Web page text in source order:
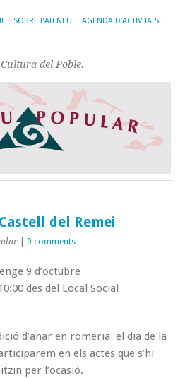
SOBRE L’ATENEU AGENDA D’ACTIVITATS
del Poble.
del Remei
0 comments
9 d’octubre
des del Local Social
d’anar en romeria el dia de la
en els actes que s’hi
per l’ocasió.